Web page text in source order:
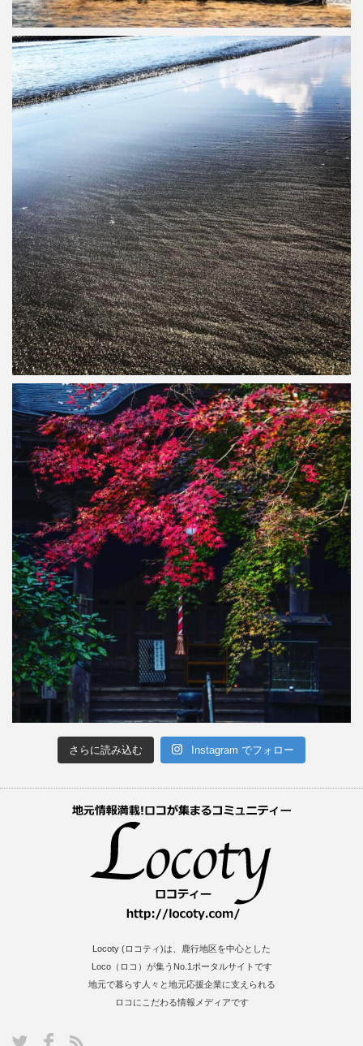
さらに読み込む Instagram でフォロー
Locoty (ロコティ)は、鹿行地区を中心とした
Loco（ロコ）が集うNo.1ポータルサイトです
地元で暮らす人々と地元応援企業に支えられる
ロコにこだわる情報メディアです